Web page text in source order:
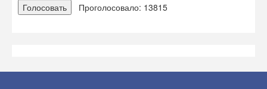
Проголосовало: 13815